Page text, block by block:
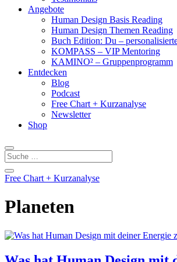
Angebote
Human Design Basis Reading
Human Design Themen Reading
Buch Edition: Du –
KOMPASS – VIP Mentoring
KAMINO² – Gruppenprogramm
Entdecken
Blog
Podcast
Free Chart + Kurzanalyse
Newsletter
Shop
Free Chart + Kurzanalyse
Planeten